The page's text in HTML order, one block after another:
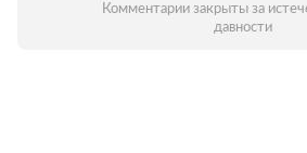
Комментарии закрыты за
давности